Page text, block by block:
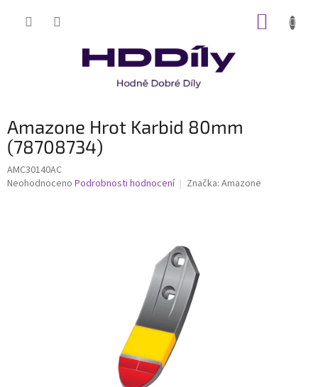
Amazone Hrot Karbid 80mm
(78708734)
AMC30140AC
Průměrné
Neohodnoceno Podrobnosti hodnocení Značka: Amazone